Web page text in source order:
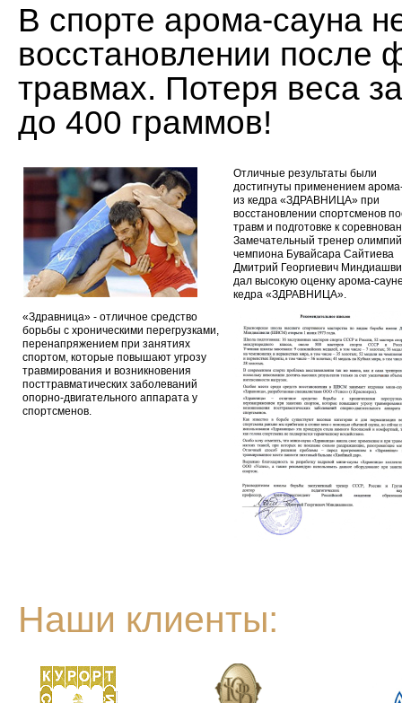
В спорте арома-сауна
восстановлении после
травмах. Потеря веса
до 400 граммов!
Отличные результаты были
достигнуты применением
из кедра «ЗДРАВНИЦА» при
восстановлении спортсменов
травм и подготовке к
Замечательный тренер
чемпиона Бувайсара Сайтиева
Дмитрий Георгиевич
дал высокую оценку арома-
кедра «ЗДРАВНИЦА».
«Здравница» - отличное средство
борьбы с хроническими перегрузками,
перенапряжением при занятиях
спортом, которые повышают угрозу
травмирования и возникновения
посттравматических заболеваний
опорно-двигательного аппарата у
спортсменов.
Наши клиенты: